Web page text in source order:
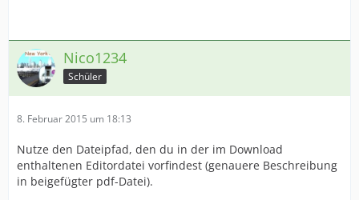
Nico1234
Schüler
8. Februar 2015 um 18:13
Nutze den Dateipfad, den du in der im Download
enthaltenen Editordatei vorfindest (genauere Beschreibung
in beigefügter pdf-Datei).